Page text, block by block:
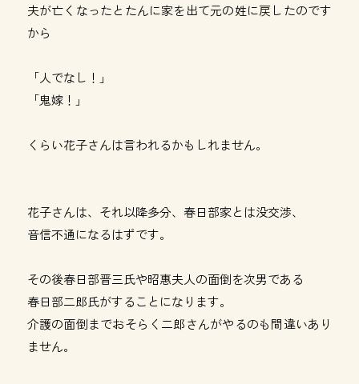
夫が亡くなったとたんに家を出て元の姓に戻したのです
から
「人でなし！」
「鬼嫁！」
くらい花子さんは言われるかもしれません。
花子さんは、それ以降多分、春日部家とは没交渉、
音信不通になるはずです。
その後春日部晋三氏や昭惠夫人の面倒を次男である
春日部二郎氏がすることになります。
介護の面倒までおそらく二郎さんがやるのも間違いあり
ません。